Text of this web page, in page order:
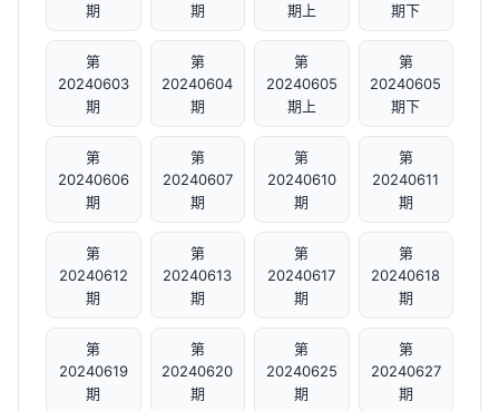
期
期
期上
期下
第
20240603
期
第
20240604
期
第
20240605
期上
第
20240605
期下
第
20240606
期
第
20240607
期
第
20240610
期
第
20240611
期
第
20240612
期
第
20240613
期
第
20240617
期
第
20240618
期
第
20240619
期
第
20240620
期
第
20240625
期
第
20240627
期